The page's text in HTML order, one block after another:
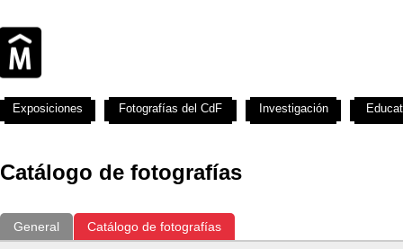
Catálogo de fotografías
General Catálogo de fotografías
Exposiciones Fotografías del CdF Investigación